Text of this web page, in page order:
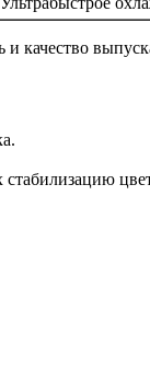
качество
стабилизацию